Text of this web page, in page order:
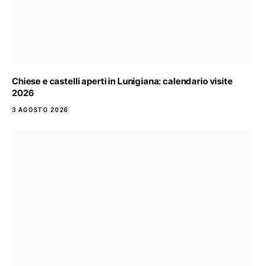
Chiese e castelli aperti in Lunigiana: calendario visite
2026
3 AGOSTO 2026